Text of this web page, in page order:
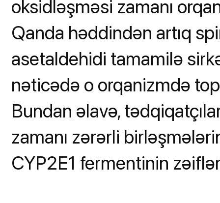
oksidləşməsi zamanı
Qanda həddindən artıq
asetaldehidi tamamilə
nəticədə o orqanizmdə
Bundan əlavə,
zamanı zərərli
CYP2E1 fermentinin